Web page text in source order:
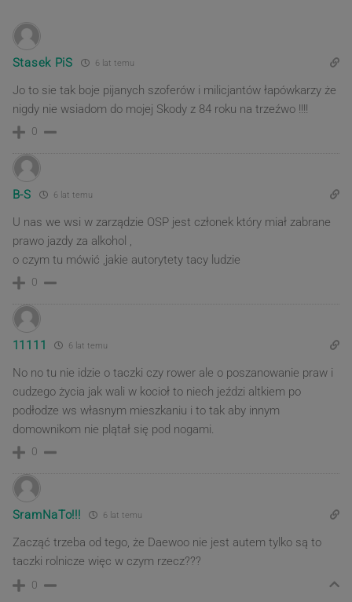
Stasek PiS 6 lat temu
Jo to sie tak boje pijanych szoferów i milicjantów łapówkarzy że
nigdy nie wsiadom do mojej Skody z 84 roku na trzeźwo !!!!
0
B-S 6 lat temu
U nas we wsi w zarządzie OSP jest członek który miał zabrane
prawo jazdy za alkohol ,
o czym tu mówić ,jakie autorytety tacy ludzie
0
11111 6 lat temu
No no tu nie idzie o taczki czy rower ale o poszanowanie praw i
cudzego życia jak wali w kocioł to niech jeździ altkiem po
podłodze ws własnym mieszkaniu i to tak aby innym
domownikom nie plątał się pod nogami.
0
SramNaTo!!! 6 lat temu
Zacząć trzeba od tego, że Daewoo nie jest autem tylko są to
taczki rolnicze więc w czym rzecz???
0